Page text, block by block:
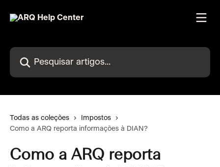
Pesquisar artigos...
Todas as coleções
Impostos
Como a ARQ reporta informações à DIAN?
Como a ARQ reporta